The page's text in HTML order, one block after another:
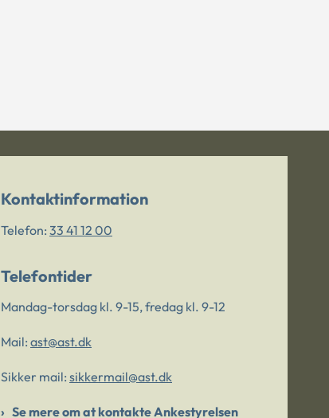
Kontaktinformation
Telefon: 33 41 12 00
Telefontider
Mandag-torsdag kl. 9-15, fredag kl. 9-12
Mail: ast@ast.dk
Sikker mail: sikkermail@ast.dk
Se mere om at kontakte Ankestyrelsen